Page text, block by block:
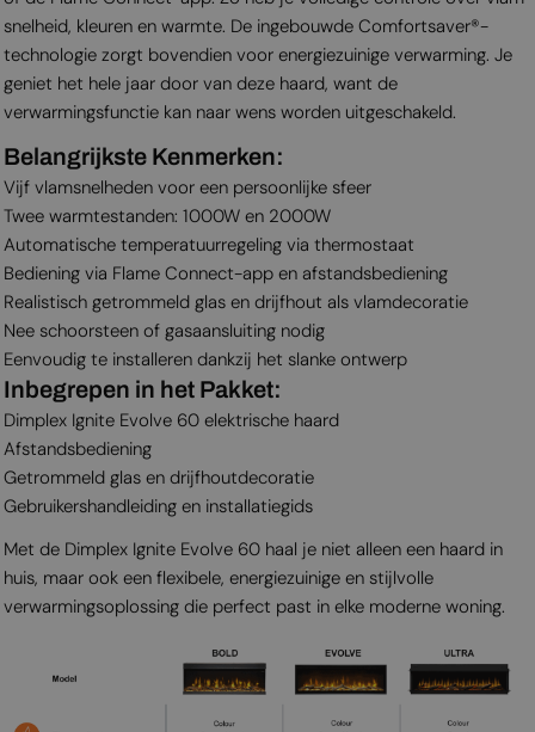
snelheid, kleuren en warmte. De ingebouwde Comfortsaver®-
technologie zorgt bovendien voor energiezuinige verwarming. Je
geniet het hele jaar door van deze haard, want de
verwarmingsfunctie kan naar wens worden uitgeschakeld.
Belangrijkste Kenmerken:
Vijf vlam­snelheden voor een persoonlijke sfeer
Twee warmtestanden: 1000W en 2000W
Automatische temperatuurregeling via thermostaat
Bediening via Flame Connect-app en afstandsbediening
Realistisch getrommeld glas en drijfhout als vlamdecoratie
Nee schoorsteen of gasaansluiting nodig
Eenvoudig te installeren dankzij het slanke ontwerp
Inbegrepen in het Pakket:
Dimplex Ignite Evolve 60 elektrische haard
Afstandsbediening
Getrommeld glas en drijfhoutdecoratie
Gebruikershandleiding en installatiegids
Met de Dimplex Ignite Evolve 60 haal je niet alleen een haard in
huis, maar ook een flexibele, energiezuinige en stijlvolle
verwarmingsoplossing die perfect past in elke moderne woning.